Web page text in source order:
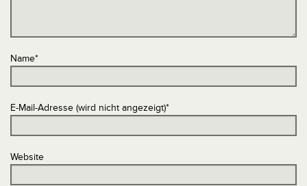
Name*
E-Mail-Adresse (wird nicht angezeigt)*
Website